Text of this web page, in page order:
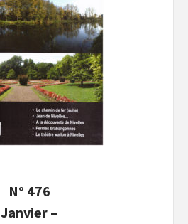
N° 476
Janvier –